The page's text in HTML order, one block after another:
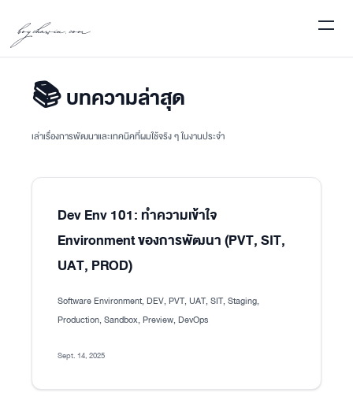
boychawin.com
📚 บทความล่าสุด
เล่าเรื่องการพัฒนาและเทคนิคที่ผมใช้จริง ๆ ในงานประจำ
Dev Env 101: ทำความเข้าใจ
Environment ของการพัฒนา (PVT, SIT,
UAT, PROD)
Software Environment, DEV, PVT, UAT, SIT, Staging,
Production, Sandbox, Preview, DevOps
Sept. 14, 2025